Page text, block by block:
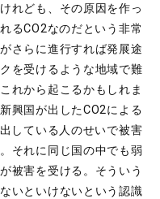
れども、その原因を作っ
るCO2なのだという非常
さらに進行すれば発展途
を受けるような地域で難
れから起こるかもしれま
興国が出したCO2による
している人のせいで被害
それに同じ国の中でも弱
被害を受ける。そういう
いといけないという認識